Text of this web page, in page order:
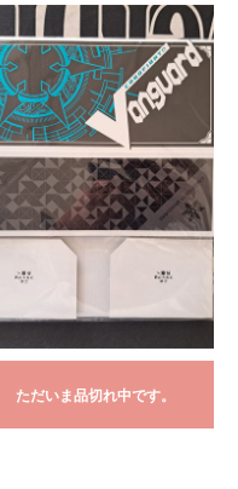
ただいま品切れ中です。